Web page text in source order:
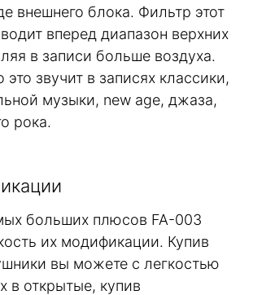
внешнего блока. Фильтр этот
вперед диапазон верхних
в записи больше воздуха.
это звучит в записях классики,
музыки, new age, джаза,
рока.
больших плюсов FA-003
их модификации. Купив
вы можете с легкостью
в открытые, купив